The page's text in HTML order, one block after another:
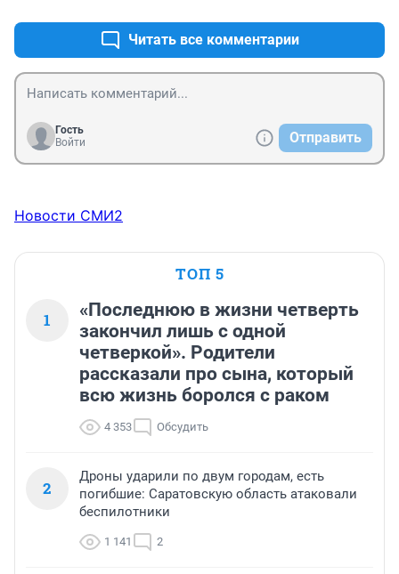
Читать все комментарии
Гость
Войти
Отправить
Новости СМИ2
ТОП 5
1
«Последнюю в жизни четверть
закончил лишь с одной
четверкой». Родители
рассказали про сына, который
всю жизнь боролся с раком
4 353 Обсудить
2
Дроны ударили по двум городам, есть
погибшие: Саратовскую область атаковали
беспилотники
1 141 2